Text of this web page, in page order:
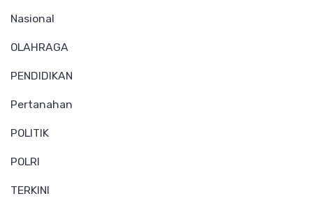
Nasional
OLAHRAGA
PENDIDIKAN
Pertanahan
POLITIK
POLRI
TERKINI